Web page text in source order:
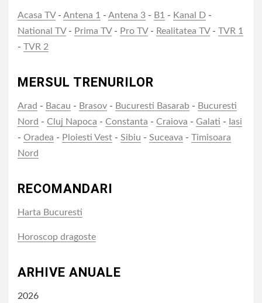
Acasa TV- Antena 1 - Antena 3 - B1 - Kanal D -
National TV- Prima TV- Pro TV- Realitatea TV- TVR 1
- TVR 2
MERSUL TRENURILOR
Arad - Bacau - Brasov - Bucuresti Basarab - Bucuresti
Nord - Cluj Napoca - Constanta - Craiova - Galati - Iasi
- Oradea - Ploiesti Vest - Sibiu - Suceava - Timisoara
Nord
RECOMANDARI
Harta Bucuresti
Horoscop dragoste
ARHIVE ANUALE
2026